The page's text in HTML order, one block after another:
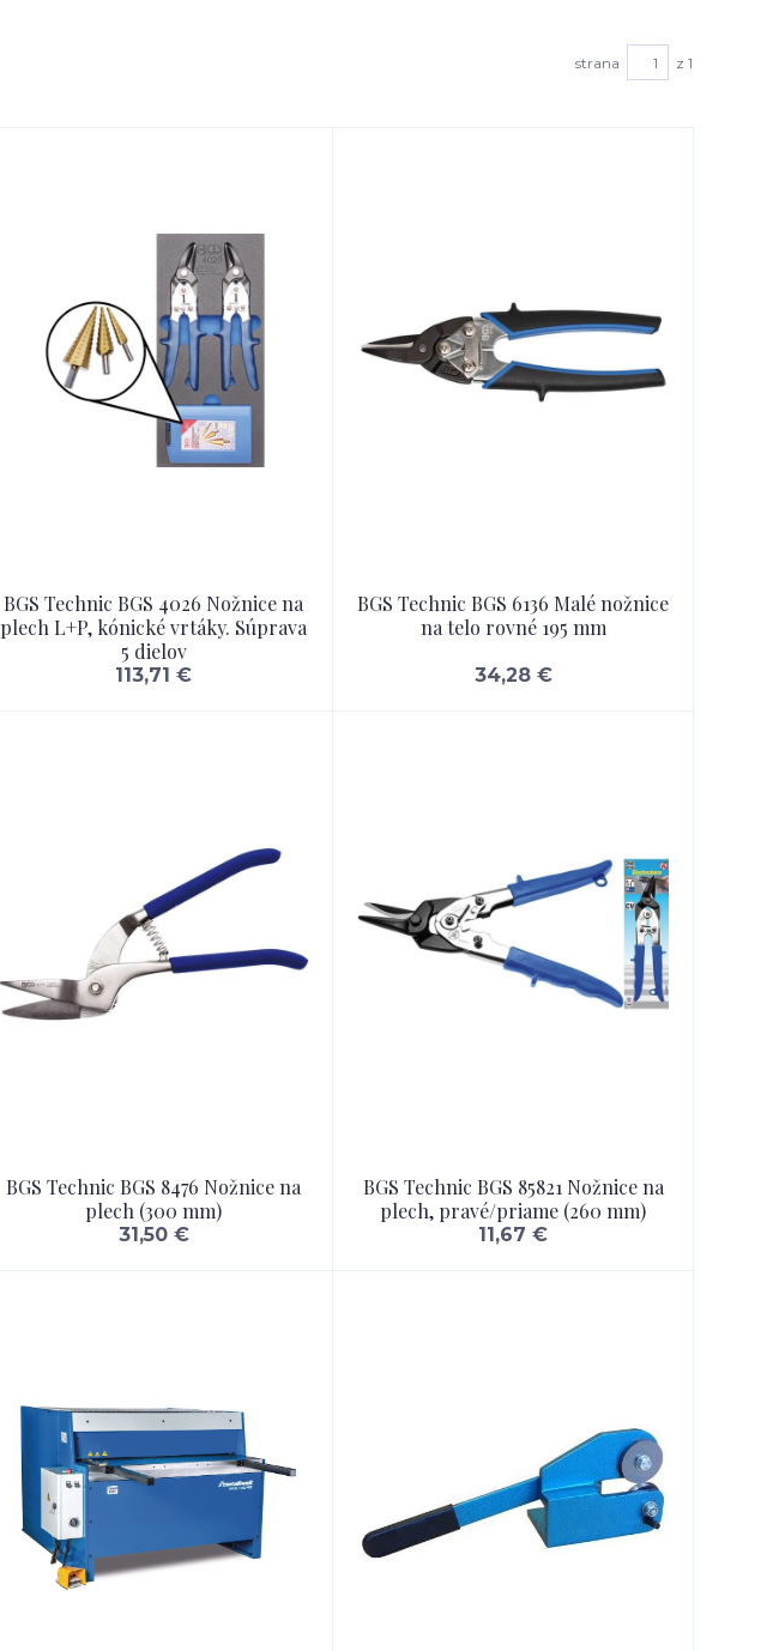
strana z 1
BGS Technic BGS 4026 Nožnice na
plech L+P, kónické vrtáky. Súprava
5 dielov
113,71 €
BGS Technic BGS 6136 Malé nožnice
na telo rovné 195 mm
34,28 €
BGS Technic BGS 8476 Nožnice na
plech (300 mm)
31,50 €
BGS Technic BGS 85821 Nožnice na
plech, pravé/priame (260 mm)
11,67 €